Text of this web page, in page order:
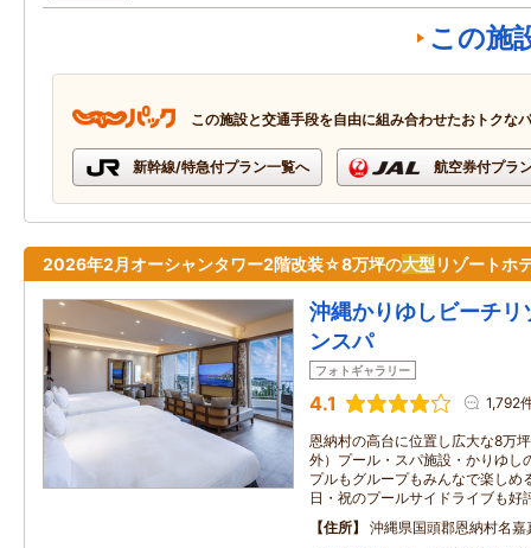
この施
この施設と交通手段を自由に組み合わせたおトクな
新幹線/特急付プラン一覧へ 航空券付プラ
2026年2月オーシャンタワー2階改装☆8万坪の大型 リゾートホ
沖縄かりゆしビーチリ
ンスパ
フォトギャラリー
4.1 1,792
恩納村の高台に位置し広大な8万
外）プール・スパ施設・かりゆし
プルもグループもみんなで楽しめ
日・祝のプールサイドライブも好
住所
沖縄県国頭郡恩納村名